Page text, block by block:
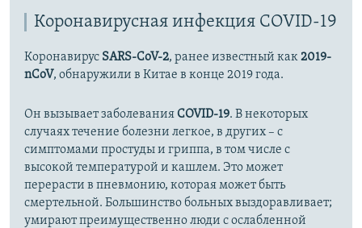
1080p
Коронавирусная инфекция COVID-19
Коронавирус SARS-CoV-2, ранее известный как2019-
nCoV, обнаружили в Китае в конце 2019 года.
Он вызывает заболеванияCOVID-19. В некоторых
случаях течение болезни легкое, в других – с
симптомами простуды и гриппа, в том числе с
высокой температурой и кашлем. Это может
перерасти в пневмонию, которая может быть
смертельной. Большинство больных выздоравливает;
умирают преимущественно люди с ослабленной